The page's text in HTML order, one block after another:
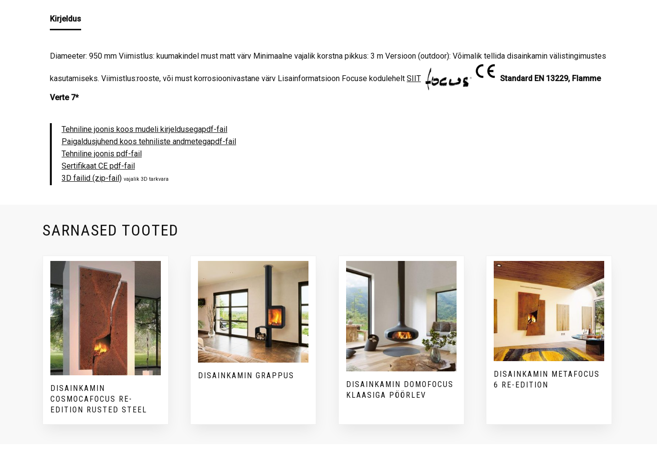
Kirjeldus
Diameeter: 950 mm Viimistlus: kuumakindel must matt värv Minimaalne vajalik korstna pikkus: 3 m Versioon (outdoor): Võimalik tellida disainkamin välistingimustes
kasutamiseks. Viimistlus:rooste, või must korrosioonivastane värv Lisainformatsioon Focuse kodulehelt SIIT Standard EN 13229, Flamme
Verte 7*
Tehniline joonis koos mudeli kirjeldusegapdf-fail
Paigaldusjuhend koos tehniliste andmetegapdf-fail
Tehniline joonis pdf-fail
Sertifikaat CE pdf-fail
3D failid (zip-fail) vajalik 3D tarkvara
SARNASED TOOTED
DISAINKAMIN
COSMOCAFOCUS RE-
EDITION RUSTED STEEL
DISAINKAMIN GRAPPUS
DISAINKAMIN DOMOFOCUS
KLAASIGA PÖÖRLEV
DISAINKAMIN METAFOCUS
6 RE-EDITION